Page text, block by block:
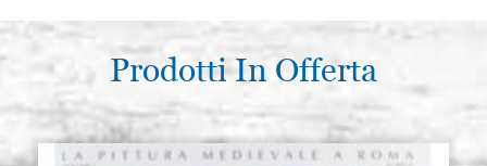
Prodotti In Offerta